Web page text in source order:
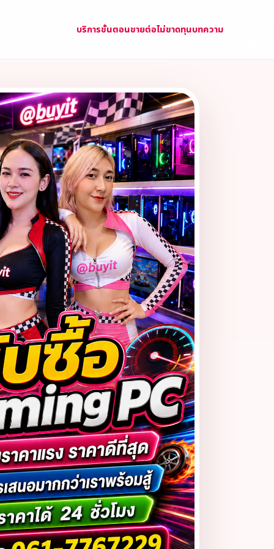
บริการขั้นตอนขายต่อไม่ขาดทุนบทความ